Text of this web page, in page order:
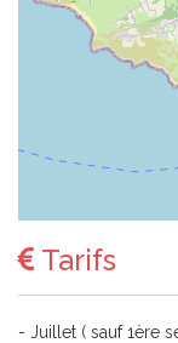
Tarifs
- Juillet ( sauf 1ère